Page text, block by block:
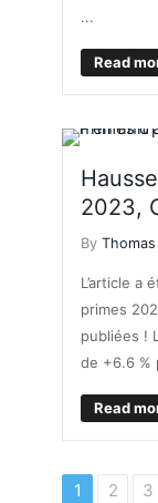
...
Read
2023,
By
L’article a
primes
publiées !
de +6.6 %
Read
1 2 3